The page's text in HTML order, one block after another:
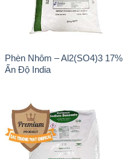
Phèn Nhôm – Al2(SO4)3 17%
Ấn Độ India